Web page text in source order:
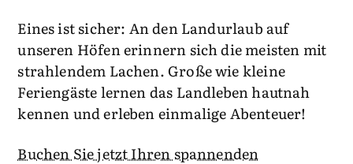
Eines ist sicher: An den Landurlaub auf
unseren Höfen erinnern sich die meisten mit
strahlendem Lachen. Große wie kleine
Feriengäste lernen das Landleben hautnah
kennen und erleben einmalige Abenteuer!
Buchen Sie jetzt Ihren spannenden